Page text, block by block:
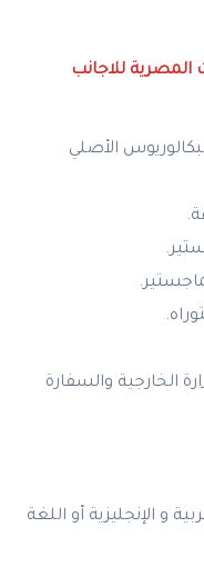
المصرية للاجانب
الأصلي
الخارجية والسفارة
و الإنجليزية أو اللغة